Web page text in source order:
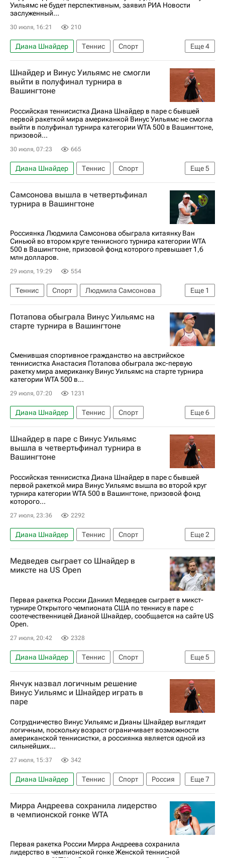
Уильямс не будет перспективным, заявил РИА Новости
заслуженный...
30 июля, 16:21 210
Еще4
Диана Шнайдер Теннис
Спорт
Виктор Янчук
Мирра Андреева
Винус Уильямс
Женская теннисная ассоциация (WTA)
Шнайдер и Винус Уильямс не смогли
выйти в полуфинал турнира в
Вашингтоне
Российская теннисистка Диана Шнайдер в паре с бывшей
первой ракеткой мира американкой Винус Уильямс не смогла
выйти в полуфинал турнира категории WTA 500 в Вашингтоне,
призовой...
30 июля, 07:23 665
Еще5
Диана Шнайдер Теннис
Спорт
Вашингтон (штат)
Сидней
Винус Уильямс
Мирра Андреева
Самсонова вышла в четвертьфинал
турнира в Вашингтоне
Россиянка Людмила Самсонова обыграла китаянку Ван
Синьюй во втором круге теннисного турнира категории WTA
500 в Вашингтоне, призовой фонд которого превышает 1,6
млн долларов.
29 июля, 19:29 554
Еще 1
Теннис Спорт
Людмила Самсонова
Женская теннисная ассоциация (WTA)
Потапова обыграла Винус Уильямс на
старте турнира в Вашингтоне
Сменившая спортивное гражданство на австрийское
теннисистка Анастасия Потапова обыграла экс-первую
ракетку мира американку Винус Уильямс на старте турнира
категории WTA 500 в...
29 июля, 07:20 1231
Еще6
Диана Шнайдер Теннис
Спорт
Вашингтон (штат)
Сидней
Москва
Анастасия Потапова
Винус Уильямс
Женская теннисная ассоциация (WTA)
Шнайдер в паре с Винус Уильямс
вышла в четвертьфинал турнира в
Вашингтоне
Российская теннисистка Диана Шнайдер в паре с бывшей
первой ракеткой мира Винус Уильямс вышла во второй круг
турнира категории WTA 500 в Вашингтоне, призовой фонд
которого...
27 июля, 23:36 2292
Еще2
Диана Шнайдер Теннис
Спорт
Винус Уильямс
Женская теннисная ассоциация (WTA)
Медведев сыграет со Шнайдер в
миксте на US Open
Первая ракетка России Даниил Медведев сыграет в микст-
турнире Открытого чемпионата США по теннису в паре с
соотечественницей Дианой Шнайдер, сообщается на сайте US
Open.
27 июля, 20:42 2328
Еще5
Диана Шнайдер Теннис
Спорт
Даниил Медведев
Мирра Андреева
Андрей Рублев
Арина Соболенко
Новак Джокович
Янчук назвал логичным решение
Винус Уильямс и Шнайдер играть в
паре
Сотрудничество Винус Уильямс и Дианы Шнайдер выглядит
логичным, поскольку возраст ограничивает возможности
американской теннисистки, а россиянка является одной из
сильнейших...
27 июля, 15:37 342
Еще7
Диана Шнайдер Теннис Спорт
Россия
Вашингтон (штат)
США
Виктор Янчук
Винус Уильямс
Сидней
Мирра Андреева
Мирра Андреева сохранила лидерство
в чемпионской гонке WTA
Первая ракетка России Мирра Андреева сохранила
лидерство в чемпионской гонке Женской теннисной